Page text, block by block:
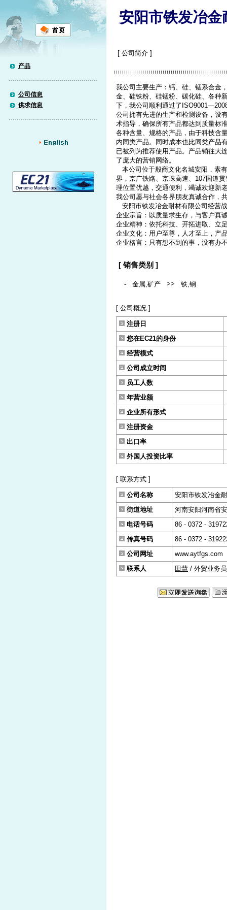
产品
公司信息
供求信息
安阳市铁发冶
[ 公司简介 ]
我公司主要生产：钙、硅、锰系合金
金、硅铁粉、硅锰粉、碳化硅、各种
下，我公司顺利通过了
公司拥有先进的生产和检测设备，设
术指导，确保所有产品都达到质量标
各种含量、规格的产品，由于科技含
内同类产品。同时成本也比同类产品
已被列为推荐使用产品。产品销往大
了庞大的营销网络。
本公司位于殷商文化名城安阳，素
界，京广铁路、京珠高速、107国道
理位置优越，交通便利，竭诚欢迎新
我公司愿与社会各界朋友真诚合作，
安阳市铁发冶金耐材有限公司经营
企业宗旨：以质量求生存，与客户真
企业精神：依托科技、开拓进取、立
企业文化：用户至尊，人才至上，产
企业格言：只有想不到的事，没有办
[ 销售类别 ]
- 金属,矿产 >> 铁,钢
[ 公司概况 ]
注册日
您在EC21的身份
经营模式
公司成立时间
员工人数
年营业额
企业所有形式
注册资金
出口率
外国人投资比率
[ 联系方式 ]
公司名称
安阳市铁发冶金
街道地址
河南安阳河南省
电话号码
86 - 0372 -
传真号码
86 - 0372 -
公司网址
www.aytfgs.com
联系人
田慧 / 外贸业务员